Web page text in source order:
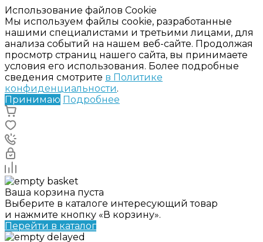
Использование файлов Cookie
Мы используем файлы cookie, разработанные
нашими специалистами и третьими лицами, для
анализа событий на нашем веб-сайте. Продолжая
просмотр страниц нашего сайта, вы принимаете
условия его использования. Более подробные
сведения смотрите в Политике
конфиденциальности.
Принимаю Подробнее
Ваша корзина пуста
Выберите в каталоге интересующий товар
и нажмите кнопку «В корзину».
Перейти в каталог